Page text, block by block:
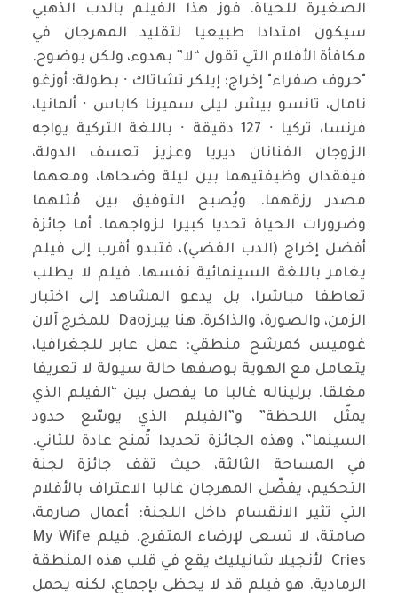
الصغيرة للحياة. فوز هذا الفيلم بالدب الذهبي
سيكون امتدادا طبيعيا لتقليد المهرجان في
مكافأة الأفلام التي تقول “لا” بهدوء، ولكن بوضوح.
"حروف صفراء" إخراج: إيلكر تشاتاك ∙ بطولة: أوزغو
نامال، تانسو بيشر، ليلى سميرنا كاباس ∙ ألمانيا،
فرنسا، تركيا ∙ 127 دقيقة ∙ باللغة التركية يواجه
الزوجان الفنانان ديريا وعزيز تعسف الدولة،
فيفقدان وظيفتيهما بين ليلة وضحاها، ومعهما
مصدر رزقهما. ويُصبح التوفيق بين مُثلهما
وضرورات الحياة تحديا كبيرا لزواجهما. أما جائزة
أفضل إخراج (الدب الفضي)، فتبدو أقرب إلى فيلم
يغامر باللغة السينمائية نفسها، فيلم لا يطلب
تعاطفا مباشرا، بل يدعو المشاهد إلى اختبار
الزمن، والصورة، والذاكرة. هنا يبرزDao للمخرج آلان
غوميس كمرشح منطقي: عمل عابر للجغرافيا،
يتعامل مع الهوية بوصفها حالة سيولة لا تعريفا
مغلقا. برليناله غالبا ما يفصل بين “الفيلم الذي
يمثّل اللحظة” و”الفيلم الذي يوسّع حدود
السينما”، وهذه الجائزة تحديدا تُمنح عادة للثاني.
في المساحة الثالثة، حيث تقف جائزة لجنة
التحكيم، يفضّل المهرجان غالبا الاعتراف بالأفلام
التي تثير الانقسام داخل اللجنة: أعمال صارمة،
صامتة، لا تسعى لإرضاء المتفرج. فيلم My Wife
Cries لأنجيلا شانيليك يقع في قلب هذه المنطقة
الرمادية. هو فيلم قد لا يحظى بإجماع، لكنه يحمل